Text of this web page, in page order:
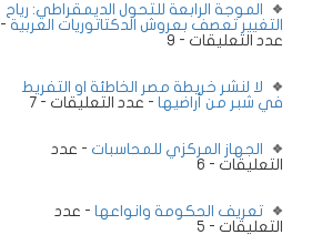
الموجة الرابعة للتحول الديمقراطي: رياح
التغيير تعصف بعروش الدكتاتوريات العربية -
عدد التعليقات - 9
لا لنشر خريطة مصر الخاطئة او التفريط
في شبر من أراضيها - عدد التعليقات - 7
الجهاز المركزي للمحاسبات - عدد
التعليقات - 6
تعريف الحكومة وانواعها - عدد
التعليقات - 5